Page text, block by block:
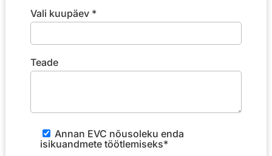
Vali kuupäev *
Teade
Annan EVC nõusoleku enda
isikuandmete töötlemiseks*